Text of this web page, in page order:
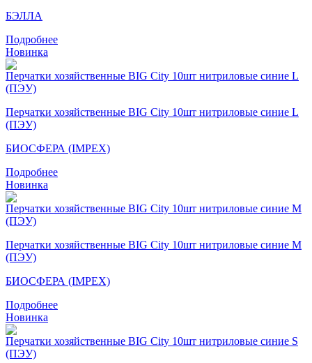
БЭЛЛА
Подробнее
Новинка
Перчатки хозяйственные BIG City 10шт нитриловые синие L
(ПЭУ)
БИОСФЕРА (IMPEX)
Подробнее
Новинка
Перчатки хозяйственные BIG City 10шт нитриловые синие M
(ПЭУ)
БИОСФЕРА (IMPEX)
Подробнее
Новинка